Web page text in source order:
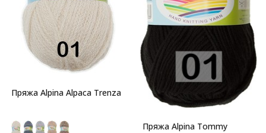
Пряжа Alpina Alpaca Trenza
Пряжа Alpina Tommy